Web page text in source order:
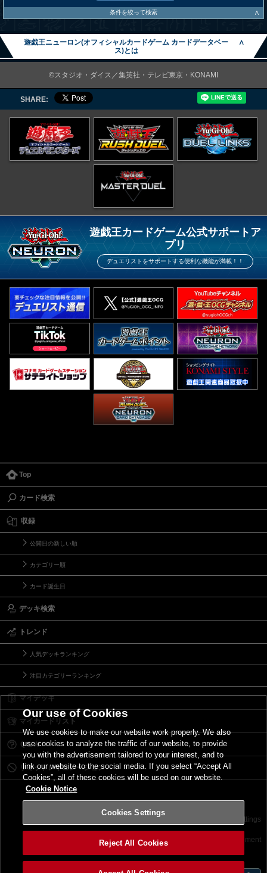
条件を絞って検索 ∧
遊戯王ニューロン(オフィシャルカードゲーム カードデータベー
ス)とは
∧
©スタジオ・ダイス／集英社・テレビ東京・KONAMI
SHARE:
遊戯王カードゲーム公式サポートア
プリ
デュエリストをサポートする便利な機能が満載！！
Top
カード検索
収録
公開日の新しい順
カテゴリー順
カード誕生日
デッキ検索
トレンド
人気デッキランキング
注目カテゴリーランキング
マイデッキ
マイカードリスト
Ｑ＆Ａ
リミットレギュレーション
サイトポリシー Cookies Settings
©2026 Konami Digital Entertainment
Our use of Cookies
We use cookies to make our website work properly. We also
use cookies to analyze the traffic of our website, to provide
you with the advertisement tailored to your interest, and to
link our website to the social media. If you select “Accept All
Cookies”, all of these cookies will be used on our website.
Cookie Notice
Cookies Settings
Reject All Cookies